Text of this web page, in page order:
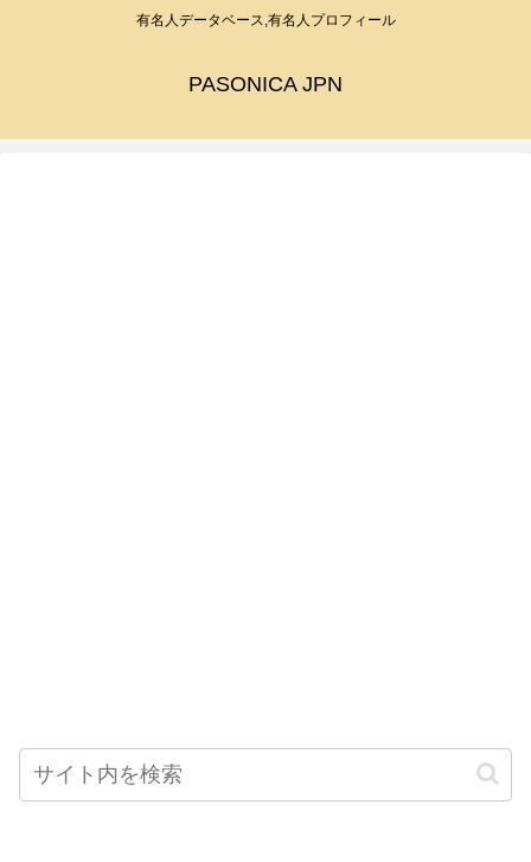
有名人データベース,有名人プロフィール
PASONICA JPN